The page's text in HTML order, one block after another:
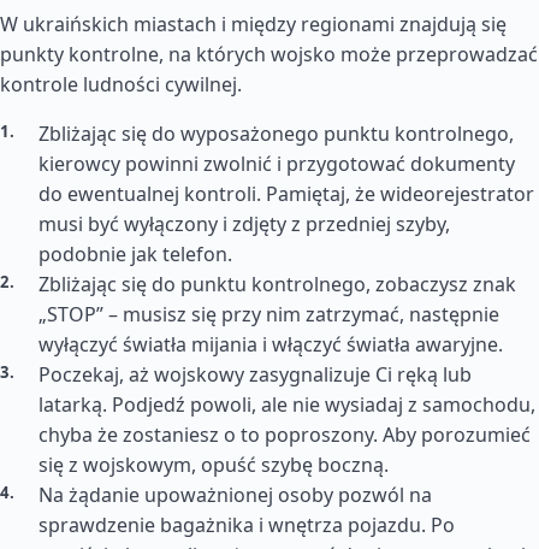
W ukraińskich miastach i między regionami znajdują się
punkty kontrolne, na których wojsko może przeprowadzać
kontrole ludności cywilnej.
Zbliżając się do wyposażonego punktu kontrolnego,
kierowcy powinni zwolnić i przygotować dokumenty
do ewentualnej kontroli. Pamiętaj, że wideorejestrator
musi być wyłączony i zdjęty z przedniej szyby,
podobnie jak telefon.
Zbliżając się do punktu kontrolnego, zobaczysz znak
„STOP” – musisz się przy nim zatrzymać, następnie
wyłączyć światła mijania i włączyć światła awaryjne.
Poczekaj, aż wojskowy zasygnalizuje Ci ręką lub
latarką. Podjedź powoli, ale nie wysiadaj z samochodu,
chyba że zostaniesz o to poproszony. Aby porozumieć
się z wojskowym, opuść szybę boczną.
Na żądanie upoważnionej osoby pozwól na
sprawdzenie bagażnika i wnętrza pojazdu. Po